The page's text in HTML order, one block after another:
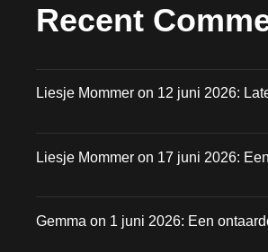
Recent
Liesje Mommer on 12 juni 2026:
Liesje Mommer on 17 juni 2026:
Gemma on 1 juni 2026: Een